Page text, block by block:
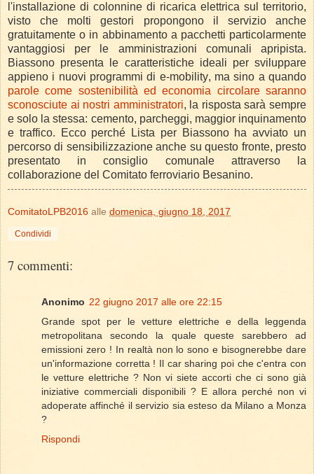
l'installazione di colonnine di ricarica elettrica sul territorio,
visto che molti gestori propongono il servizio anche
gratuitamente o in abbinamento a pacchetti particolarmente
vantaggiosi per le amministrazioni comunali apripista.
Biassono presenta le caratteristiche ideali per sviluppare
appieno i nuovi programmi di e-mobility, ma sino a quando
parole come sostenibilità ed economia circolare saranno
sconosciute ai nostri amministratori, la risposta sarà sempre
e solo la stessa: cemento, parcheggi, maggior inquinamento
e traffico. Ecco perché Lista per Biassono ha avviato un
percorso di sensibilizzazione anche su questo fronte, presto
presentato in consiglio comunale attraverso la
collaborazione del Comitato ferroviario Besanino.
ComitatoLPB2016 alle domenica, giugno 18, 2017
Condividi
7 commenti:
Anonimo 22 giugno 2017 alle ore 22:15
Grande spot per le vetture elettriche e della leggenda
metropolitana secondo la quale queste sarebbero ad
emissioni zero ! In realtà non lo sono e bisognerebbe dare
un'informazione corretta ! Il car sharing poi che c'entra con
le vetture elettriche ? Non vi siete accorti che ci sono già
iniziative commerciali disponibili ? E allora perché non vi
adoperate affinché il servizio sia esteso da Milano a Monza
?
Rispondi